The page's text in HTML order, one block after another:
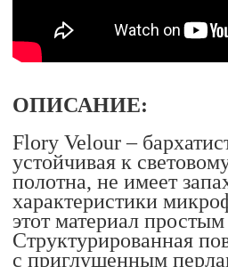
ОПИСАНИЕ:
Flory Velour –
устойчивая к
полотна, не имеет
характеристики
этот материал
Структурированная
с приглушенным